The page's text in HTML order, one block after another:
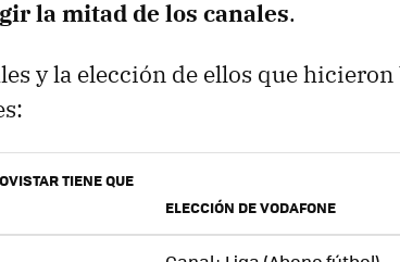
la mitad de los canales.
y la elección de ellos que hicieron
TIENE QUE
ELECCIÓN DE VODAFONE